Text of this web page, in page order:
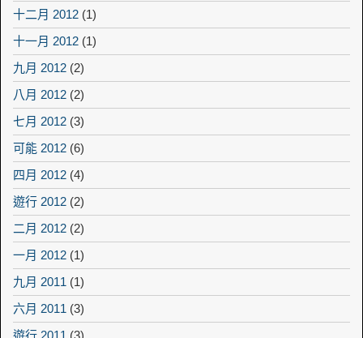
十二月 2012 (1)
十一月 2012 (1)
九月 2012 (2)
八月 2012 (2)
七月 2012 (3)
可能 2012 (6)
四月 2012 (4)
遊行 2012 (2)
二月 2012 (2)
一月 2012 (1)
九月 2011 (1)
六月 2011 (3)